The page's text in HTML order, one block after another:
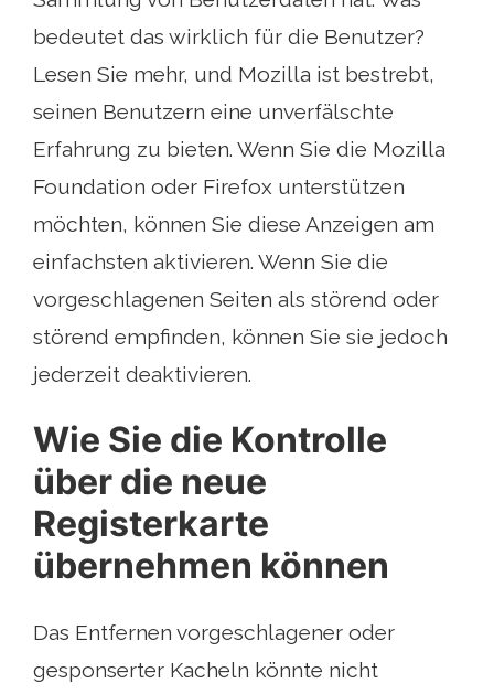
bedeutet das wirklich für die Benutzer?
Lesen Sie mehr, und Mozilla ist bestrebt,
seinen Benutzern eine unverfälschte
Erfahrung zu bieten. Wenn Sie die Mozilla
Foundation oder Firefox unterstützen
möchten, können Sie diese Anzeigen am
einfachsten aktivieren. Wenn Sie die
vorgeschlagenen Seiten als störend oder
störend empfinden, können Sie sie jedoch
jederzeit deaktivieren.
Wie Sie die Kontrolle
über die neue
Registerkarte
übernehmen können
Das Entfernen vorgeschlagener oder
gesponserter Kacheln könnte nicht